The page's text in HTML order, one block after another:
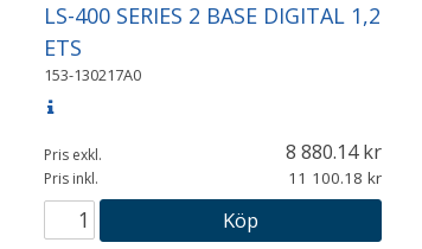
LS-400 SERIES 2 BASE DIGITAL 1,2
ETS
153-130217A0
Pris exkl. 8 880.14
Pris inkl. 11 100.18
Köp